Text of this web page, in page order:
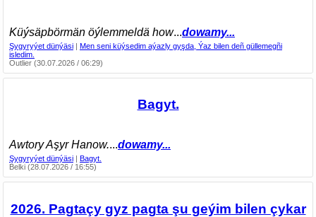
Küýsäpbörmän öýlemmeldä how...dowamy...
Şygyryýet dünýäsi | Men seni küýsedim aýazly gyşda, Ýaz bilen deñ güllemegñi
isledim.
Outlier (30.07.2026 / 06:29)
Bagyt.
Awtory Aşyr Hanow....dowamy...
Şygyryýet dünýäsi | Bagyt.
Belki (28.07.2026 / 16:55)
2026. Pagtaçy gyz pagta şu geýim bilen çykar